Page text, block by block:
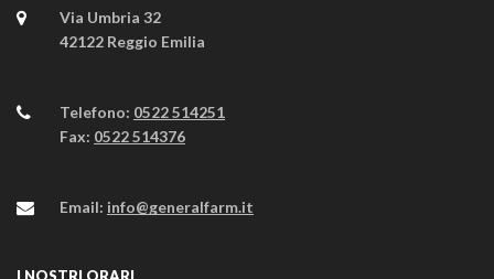
Via Umbria 32
42122 Reggio Emilia
Telefono: 0522 514251
Fax: 0522 514376
Email: info@generalfarm.it
I NOSTRI ORARI